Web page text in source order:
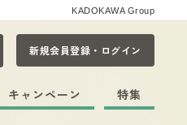
KADOKAWA Group
や本をキーワードから探す
新規会員登録・ログイン
キャンペーン 特集